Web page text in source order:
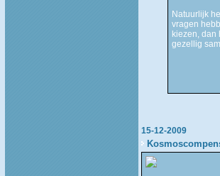
Natuurlijk
vragen
kiezen, dan
gezellig
15-12-2009